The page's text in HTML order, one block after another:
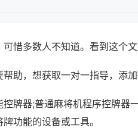
惜多数人不知道。看到这个
助，想获取一对一指导，添
牌器;普通麻将机程序控牌器
功能的设备或工具。